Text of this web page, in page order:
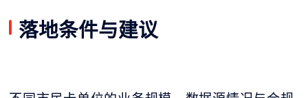
落地条件与建议